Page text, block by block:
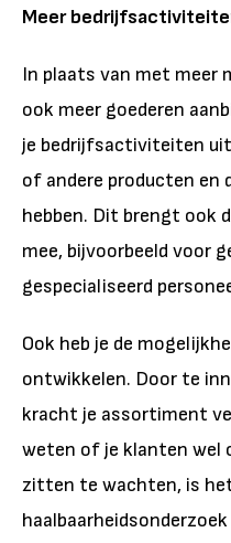
Meer
In plaats van met meer
ook meer goederen
je bedrijfsactiviteiten
of andere producten en
hebben. Dit brengt ook
mee, bijvoorbeeld voor
gespecialiseerd
Ook heb je de
ontwikkelen. Door te
kracht je assortiment
weten of je klanten wel
zitten te wachten, is